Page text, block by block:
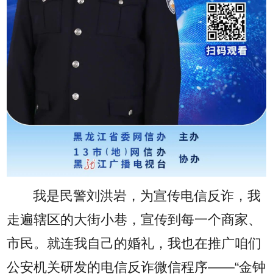
我是民警刘洪岩，为宣传电信反诈，我
走遍辖区的大街小巷，宣传到每一个商家、
市民。就连我自己的婚礼，我也在推广咱们
公安机关研发的电信反诈微信程序——“金钟